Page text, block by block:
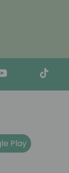
Play